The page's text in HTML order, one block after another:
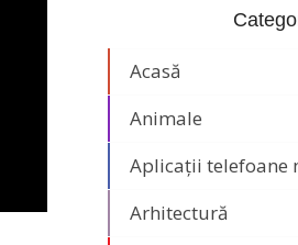
Acasă
Animale
Aplicații telefoane
Arhitectură